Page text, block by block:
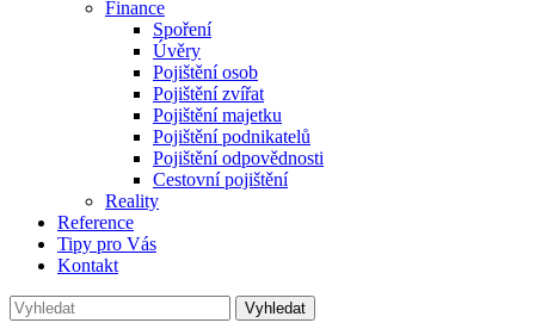
Finance
Spoření
Úvěry
Pojištění osob
Pojištění zvířat
Pojištění majetku
Pojištění podnikatelů
Pojištění odpovědnosti
Cestovní pojištění
Reality
Reference
Tipy pro Vás
Kontakt